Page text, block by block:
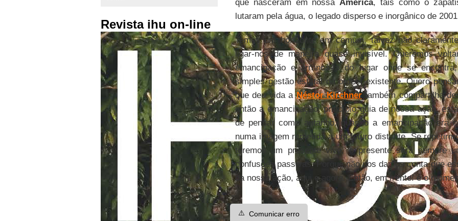
Revista ihu on-line
que nasceram em nossaAmérica, tais como o
lutaram pela água, o legado disperso e inorgânico de
Temos um horizonte em comum, talvez não
ligar-nos de maneira quase invisível. Queremos
emancipação e arrancá-la do lugar onde se
simples gestão estatal da ordem existente. Quero
que deu vida aNéstor Kirchnertambém compartilha
então a emancipação, princípio guia de nossa ação,
de pensar como antanho, quando a emancipação era
numa imagem remetida a um futuro distante. Se
teremos um presente vivo, o presente será sempre
confusões passivas. Porque não nos damos conta que
da nossa ação, aqui e agora. Então, em frente! é o
⚠️ Comunicar erro